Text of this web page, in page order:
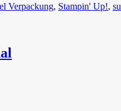
Verpackung, Stampin' Up!, su